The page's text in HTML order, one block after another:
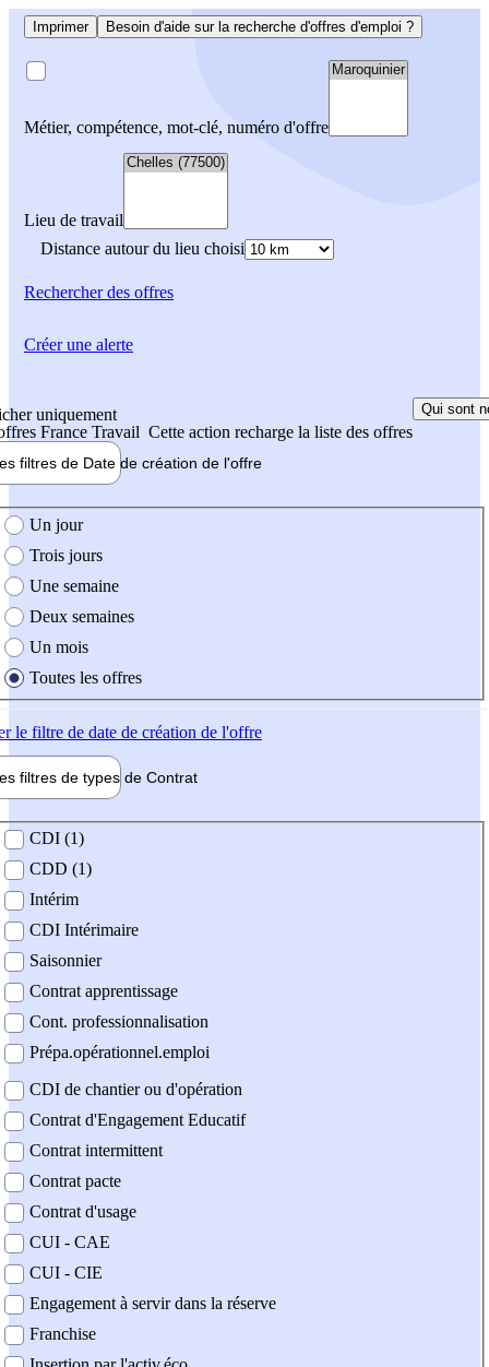
Imprimer Besoin d'aide sur la recherche d'offres d'emploi ?
Métier, compétence, mot-clé, numéro d'offre
Lieu de travail
Distance autour du lieu choisi
Rechercherdes offres
uniquement
France Travail Cette action recharge la liste des offres
Qui sont
filtres de Date de création de l'offre
création de l'offre
Un jour
Trois jours
Une semaine
Deux semaines
Un mois
Toutes les offres
le filtre de date de création de l'offre
filtres de types de Contrat
contrat
CDI (1)
CDD (1)
Intérim
CDI Intérimaire
Saisonnier
Contrat apprentissage
Cont. professionnalisation
Prépa.opérationnel.emploi
CDI de chantier ou d'opération
Contrat d'Engagement Educatif
Contrat intermittent
Contrat pacte
Contrat d'usage
CUI - CAE
CUI - CIE
Engagement à servir dans la réserve
Franchise
Créer une alerte